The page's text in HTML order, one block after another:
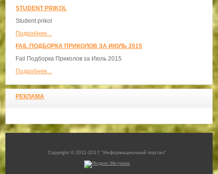
STUDENT PRIKOL
Student prikol
Подробнее...
FAIL ПОДБОРКА ПРИКОЛОВ ЗА ИЮЛЬ 2015
Fail Подборка Приколов за Июль 2015
Подробнее...
РЕКЛАМА
Copyright © 2011-2017 "Информационный портал"